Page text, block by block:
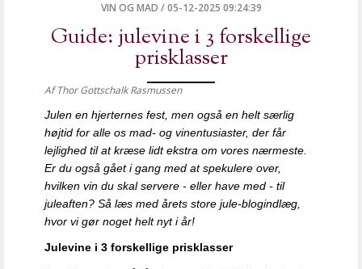
VIN OG MAD /05-12-2025 09:24:39
Guide: julevine i 3 forskellige
prisklasser
Af Thor Gottschalk Rasmussen
Julen en hjerternes fest, men også en helt særlig
højtid for alle os mad- og vinentusiaster, der får
lejlighed til at kræse lidt ekstra om vores nærmeste.
Er du også gået i gang med at spekulere over,
hvilken vin du skal servere - eller have med - til
juleaften? Så læs med årets store jule-blogindlæg,
hvor vi gør noget helt nyt i år!
Julevine i 3 forskellige prisklasser